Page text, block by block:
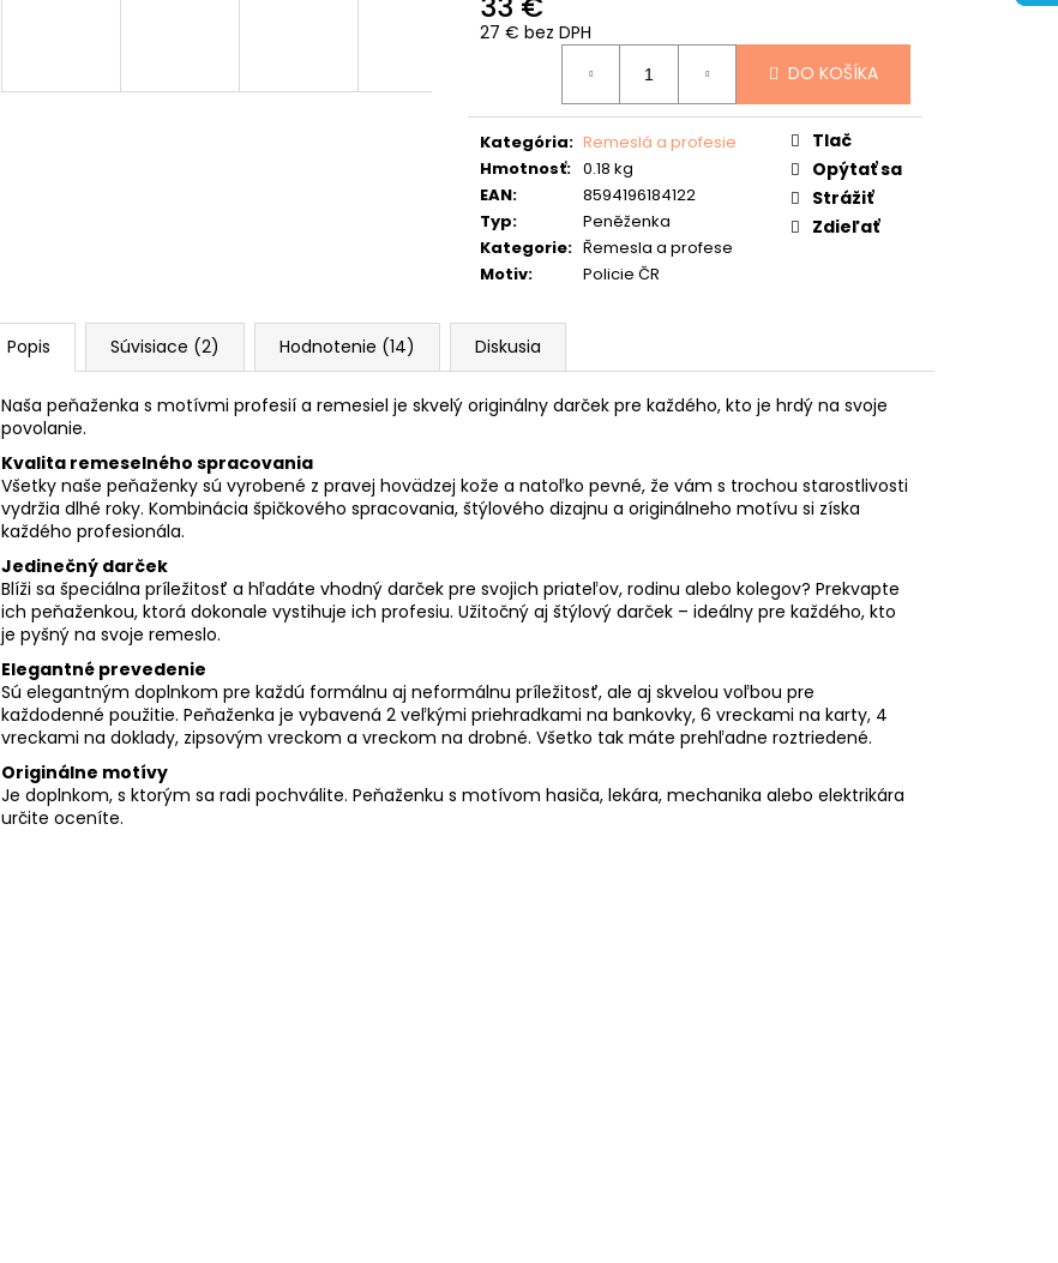
27 € bez DPH
Jednotková
DO KOŠÍKA
Kategória: Remeslá a profesie
Hmotnosť: 0.18 kg
EAN:
8594196184122
Typ:
Peněženka
Kategorie: Řemesla a profese
Motiv: Policie ČR
Tlač
Opýtať sa
Strážiť
Zdieľať
Popis Súvisiace (2) Hodnotenie (14) Diskusia
Naša peňaženka s motívmi profesií a remesiel je skvelý originálny darček pre každého, kto je hrdý na svoje
povolanie.
Kvalita remeselného spracovania
Všetky naše peňaženky sú vyrobené z pravej hovädzej kože a natoľko pevné, že vám s trochou starostlivosti
vydržia dlhé roky. Kombinácia špičkového spracovania, štýlového dizajnu a originálneho motívu si získa
každého profesionála.
Jedinečný darček
Blíži sa špeciálna príležitosť a hľadáte vhodný darček pre svojich priateľov, rodinu alebo kolegov? Prekvapte
ich peňaženkou, ktorá dokonale vystihuje ich profesiu. Užitočný aj štýlový darček – ideálny pre každého, kto
je pyšný na svoje remeslo.
Elegantné prevedenie
Sú elegantným doplnkom pre každú formálnu aj neformálnu príležitosť, ale aj skvelou voľbou pre
každodenné použitie. Peňaženka je vybavená 2 veľkými priehradkami na bankovky, 6 vreckami na karty, 4
vreckami na doklady, zipsovým vreckom a vreckom na drobné. Všetko tak máte prehľadne roztriedené.
Originálne motívy
Je doplnkom, s ktorým sa radi pochválite. Peňaženku s motívom hasiča, lekára, mechanika alebo elektrikára
určite oceníte.